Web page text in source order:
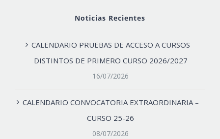
Noticias Recientes
CALENDARIO PRUEBAS DE ACCESO A CURSOS
DISTINTOS DE PRIMERO CURSO 2026/2027
16/07/2026
CALENDARIO CONVOCATORIA EXTRAORDINARIA –
CURSO 25-26
08/07/2026